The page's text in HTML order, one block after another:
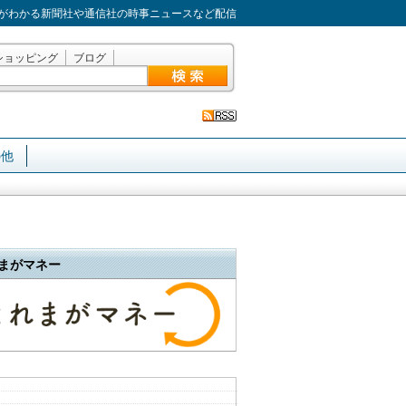
わかる新聞社や通信社の時事ニュースなど配信
ョッピング ブログ
がマネー